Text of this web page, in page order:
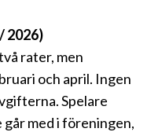
2026)
rater, men
och april. Ingen
Spelare
med i föreningen,